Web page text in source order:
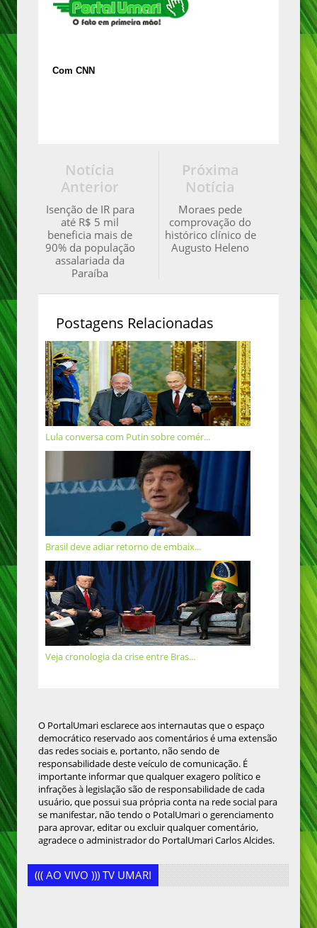
Com CNN
Próxima
Notícia
Moraes pede
comprovação do
histórico clínico de
Augusto Heleno
Notícia
Anterior
Isenção de IR para
até R$ 5 mil
beneficia mais de
90% da população
assalariada da
Paraíba
Postagens Relacionadas
Lula conversa com Putin sobre comér...
Brasil deve adiar retorno de embaix...
Veja cronologia da crise entre Bras...
O PortalUmari esclarece aos internautas que o espaço
democrático reservado aos comentários é uma extensão
das redes sociais e, portanto, não sendo de
responsabilidade deste veículo de comunicação. É
importante informar que qualquer exagero político e
infrações à legislação são de responsabilidade de cada
usuário, que possui sua própria conta na rede social para
se manifestar, não tendo o PotalUmari o gerenciamento
para aprovar, editar ou excluir qualquer comentário,
agradece o administrador do PortalUmari Carlos Alcides.
((( AO VIVO ))) TV UMARI